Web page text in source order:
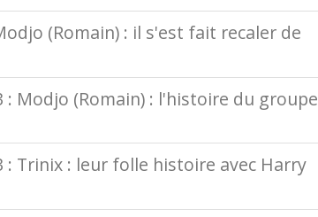
(Romain) : il s'est fait recaler de
Modjo (Romain) : l'histoire du groupe
Trinix : leur folle histoire avec Harry